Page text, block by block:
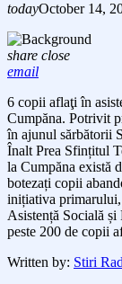
todayOctober 14,
share close
email
6 copii aflaţi în
Cumpăna. Potrivit
în ajunul sărbătorii
Înalt Prea Sfințitul
la Cumpăna există
botezați copii
inițiativa
Asistență Socială
peste 200 de copii
Written by: Stiri